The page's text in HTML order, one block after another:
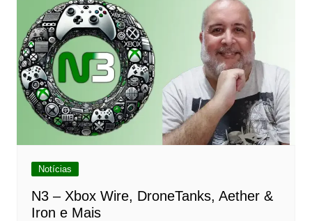
Notícias
N3 – Xbox Wire, DroneTanks, Aether &
Iron e Mais